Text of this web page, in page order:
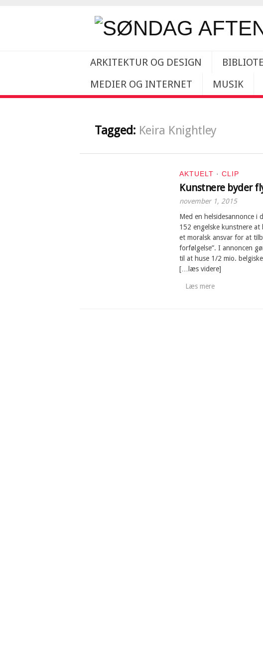
ARKITEKTUR OG DESIGN
MEDIER OG INTERNET
MUSIK
Tagged: Keira Knightley
AKTUELT · CLIP
Kunstnere byder
november 1, 2015
Med en helsidesannonce i
152 engelske kunstnere
et moralsk ansvar for at
forfølgelse”. I annoncen
til at huse 1/2 mio.
[…læs videre]
Læs mere